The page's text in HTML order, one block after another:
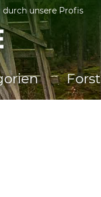
unsere Profis
Forst